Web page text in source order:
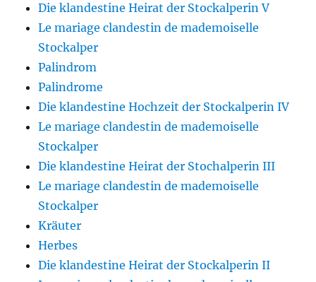
Die klandestine Heirat der Stockalperin V
Le mariage clandestin de mademoiselle
Stockalper
Palindrom
Palindrome
Die klandestine Hochzeit der Stockalperin IV
Le mariage clandestin de mademoiselle
Stockalper
Die klandestine Heirat der Stochalperin III
Le mariage clandestin de mademoiselle
Stockalper
Kräuter
Herbes
Die klandestine Heirat der Stockalperin II